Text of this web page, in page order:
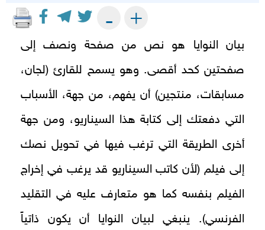
+
-
بيان النوايا هو نص من صفحة ونصف إلى
صفحتين كحد أقصى. وهو يسمح للقارئ (لجان،
مسابقات، منتجين) أن يفهم، من جهة، الأسباب
التي دفعتك إلى كتابة هذا السيناريو، ومن جهة
أخرى الطريقة التي ترغب فيها في تحويل نصك
إلى فيلم (لأن كاتب السيناريو قد يرغب في إخراج
الفيلم بنفسه كما هو متعارف عليه في التقليد
الفرنسي). ينبغي لبيان النوايا أن يكون ذاتياً